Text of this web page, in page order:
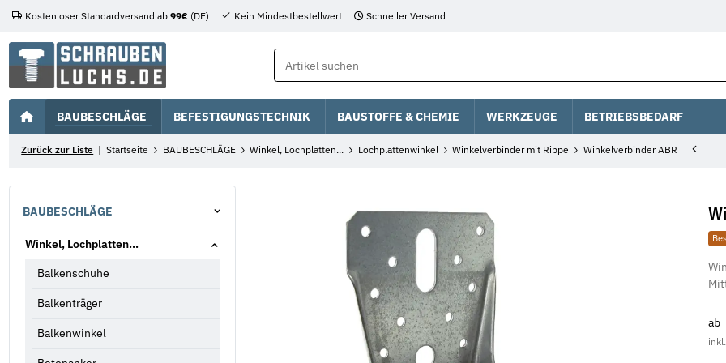
Kostenloser Standardversand ab 99€ (DE) Kein Mindestbestellwert Schneller Versand
BAUBESCHLÄGE BEFESTIGUNGSTECHNIK BAUSTOFFE & CHEMIE WERKZEUGE BETRIEBSBEDARF
Zurück zur Liste Startseite BAUBESCHLÄGE Winkel, Lochplatten... Lochplattenwinkel Winkelverbinder mit Rippe Winkelverbinder ABR
ab
BAUBESCHLÄGE
Winkel, Lochplatten...
Balkenschuhe
Balkenträger
Balkenwinkel